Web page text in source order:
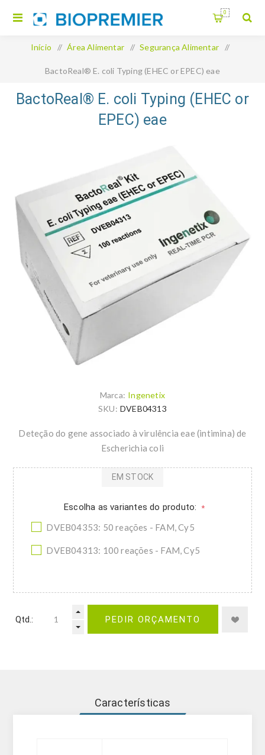
0
Início / Área Alimentar / Segurança Alimentar /
BactoReal® E. coli Typing (EHEC or EPEC) eae
BactoReal® E. coli Typing (EHEC or
EPEC) eae
Marca: Ingenetix
SKU: DVEB04313
Deteção do gene associado à virulência eae (intimina) de
Escherichia coli
Escolha as variantes do produto: *
DVEB04353: 50 reações - FAM, Cy5
DVEB04313: 100 reações - FAM, Cy5
EM STOCK
Qtd.: PEDIR ORÇAMENTO
Características